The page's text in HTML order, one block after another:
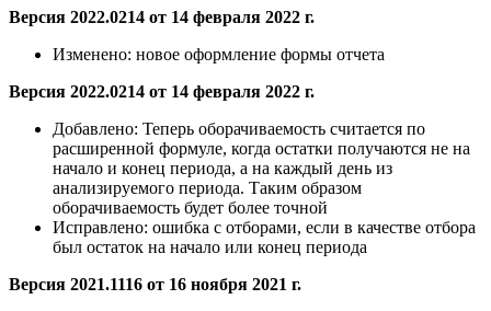
Версия 2022.0214 от 14 февраля 2022 г.
Изменено: новое оформление формы отчета
Версия 2022.0214 от 14 февраля 2022 г.
Добавлено: Теперь оборачиваемость считается по
расширенной формуле, когда остатки получаются не на
начало и конец периода, а на каждый день из
анализируемого периода. Таким образом
оборачиваемость будет более точной
Исправлено: ошибка с отборами, если в качестве отбора
был остаток на начало или конец периода
Версия 2021.1116 от 16 ноября 2021 г.